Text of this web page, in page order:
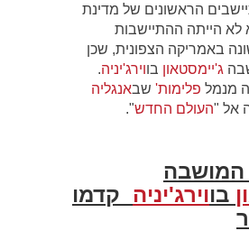
הראשונים של מדינת
לא הייתה ההתיישבות
באמריקה הצפונית, שכן
ג'יימסטאון בווירג'יניה.
מנמל פלימות' שבאנגליה
אל "העולם החדש".
המושבה
בווירג'יניה קדמו